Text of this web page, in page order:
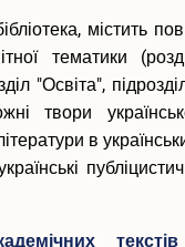
містить
тематики
"Освіта",
твори
в